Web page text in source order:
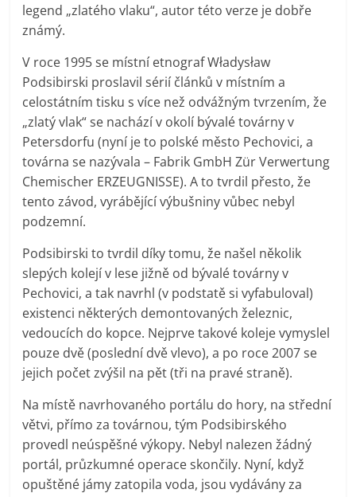
legend „zlatého vlaku“, autor této verze je dobře
známý.
V roce 1995 se místní etnograf Władysław
Podsibirski proslavil sérií článků v místním a
celostátním tisku s více než odvážným tvrzením, že
„zlatý vlak“ se nachází v okolí bývalé továrny v
Petersdorfu (nyní je to polské město Pechovici, a
továrna se nazývala – Fabrik GmbH Zür Verwertung
Chemischer ERZEUGNISSE). A to tvrdil přesto, že
tento závod, vyrábějící výbušniny vůbec nebyl
podzemní.
Podsibirski to tvrdil díky tomu, že našel několik
slepých kolejí v lese jižně od bývalé továrny v
Pechovici, a tak navrhl (v podstatě si vyfabuloval)
existenci některých demontovaných železnic,
vedoucích do kopce. Nejprve takové koleje vymyslel
pouze dvě (poslední dvě vlevo), a po roce 2007 se
jejich počet zvýšil na pět (tři na pravé straně).
Na místě navrhovaného portálu do hory, na střední
větvi, přímo za továrnou, tým Podsibirského
provedl neúspěšné výkopy. Nebyl nalezen žádný
portál, průzkumné operace skončily. Nyní, když
opuštěné jámy zatopila voda, jsou vydávány za